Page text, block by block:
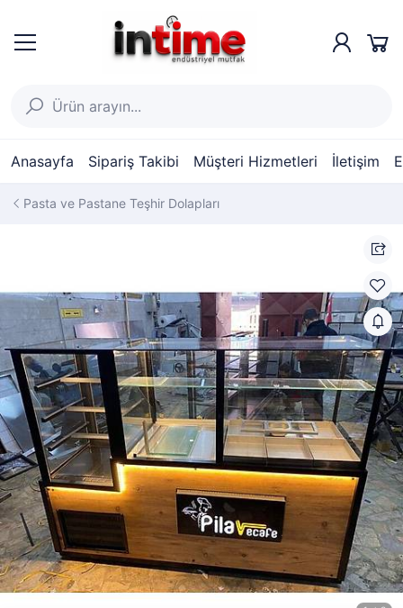
Anasayfa Sipariş Takibi Müşteri Hizmetleri İletişim
Pasta ve Pastane Teşhir Dolapları